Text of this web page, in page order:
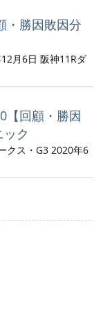
・勝因敗因分
月6日 阪神11Rダ
【回顧・勝因
ク
クス・G3 2020年6